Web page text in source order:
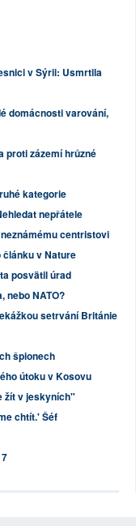
v Sýrii: Usmrtila
domácnosti varování,
proti zázemí hrůzné
kategorie
nepřátele
centristovi
v Nature
posvätil úrad
nebo NATO?
setrvání Británie
špionech
útoku v Kosovu
žít v jeskyních"
chtít.' Šéf